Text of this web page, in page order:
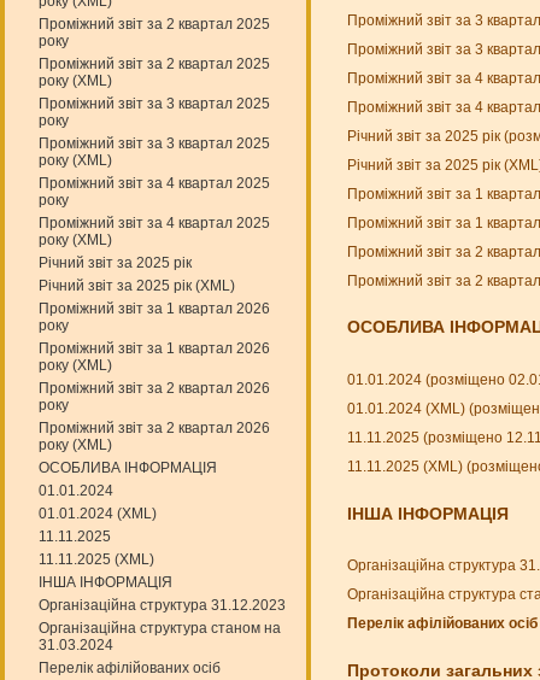
Проміжний звіт за 2 квартал 2025
року
Проміжний звіт за 2 квартал 2025
року (XML)
Проміжний звіт за 3 квартал 2025
року
Проміжний звіт за 3 квартал 2025
року (XML)
Проміжний звіт за 4 квартал 2025
року
Проміжний звіт за 4 квартал 2025
року (XML)
Річний звіт за 2025 рік
Річний звіт за 2025 рік (XML)
Проміжний звіт за 1 квартал 2026
року
Проміжний звіт за 1 квартал 2026
року (XML)
Проміжний звіт за 2 квартал 2026
року
Проміжний звіт за 2 квартал 2026
року (XML)
ОСОБЛИВА ІНФОРМАЦІЯ
01.01.2024
01.01.2024 (XML)
11.11.2025
11.11.2025 (XML)
ІНША ІНФОРМАЦІЯ
Організаційна структура 31.12.2023
Організаційна структура станом на
31.03.2024
Перелік афілійованих осіб
Проміжний звіт за 3
Проміжний звіт за 3
Проміжний звіт за 4
Проміжний звіт за 4
Річний звіт за 2025 рік
Річний звіт за 2025 рік
Проміжний звіт за 1
Проміжний звіт за 1
Проміжний звіт за 2
Проміжний звіт за 2
ОСОБЛИВА
01.01.2024 (розміщено
01.01.2024 (XML)
11.11.2025 (розміщено
11.11.2025 (XML)
ІНША ІНФОРМАЦІЯ
Організаційна структура
Організаційна структура
Перелік афілійованих
Протоколи загальних